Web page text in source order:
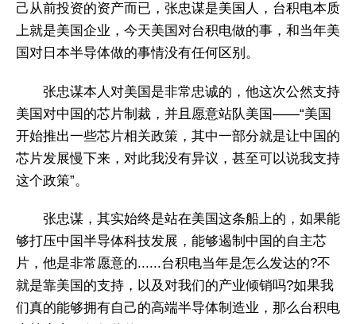
己从前投资的资产而已，张忠谋是美国人，台积电本质
上就是美国企业，今天美国对台积电做的事，和当年美
国对日本半导体做的事情没有任何区别。
张忠谋本人对美国是非常忠诚的，他这次公然支持
美国对中国的芯片制裁，并且愿意站队美国——“美国
开始推出一些芯片相关政策，其中一部分就是让中国的
芯片发展慢下来，对此我没有异议，甚至可以说我支持
这个政策”。
张忠谋，其实始终是站在美国这条船上的，如果能
够打压中国半导体科技发展，能够遏制中国的自主芯
片，他是非常愿意的......台积电当年是怎么发达的?不
就是靠美国的支持，以及对我们的产业倾销吗?如果我
们真的能够拥有自己的高端半导体制造业，那么台积电